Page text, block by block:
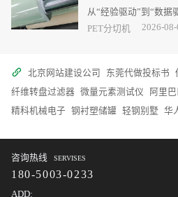
从“经验驱动”到“数据
的路径与价值
PET分切机 2026-08-
北京网站建设公司 东莞代做投标书
纤维转盘过滤器 微量元素测试仪
阿里
精科机械电子 钢衬塑储罐 轻钢别墅 华
咨询热线 SERVISES
180-5003-0233
ADD: